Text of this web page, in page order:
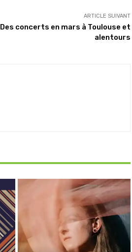
ARTICLE SUIVANT
Des concerts en mars à Toulouse et
alentours